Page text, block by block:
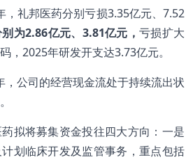
，礼邦医药分别亏损3.35亿元、7.52
为2.86亿元、3.81亿元， 亏损扩大
，2025年研发开支达3.73亿元。
，公司的经营现金流处于持续流出状
拟将募集资金投往四大方向：一是
划临床开发及监管事务，重点包括